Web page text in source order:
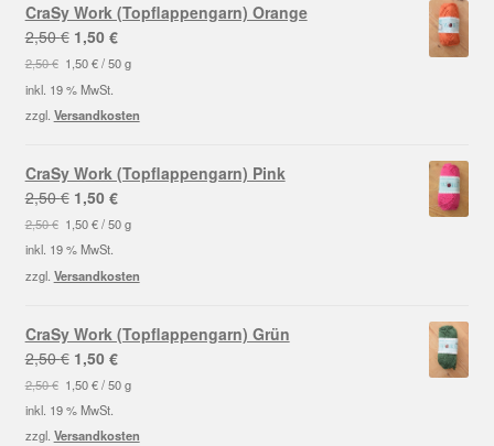
CraSy Work (Topflappengarn) Orange
2,50€ Ursprünglicher
Preis
war:
2,50 €
1,50 €Aktueller
Preis
1,50 €.
2,50€ 1,50€/50 g
inkl. 19 % MwSt.
zzgl. Versandkosten
CraSy Work (Topflappengarn) Pink
2,50€ Ursprünglicher
Preis
war:
2,50 €
1,50 €Aktueller
Preis
1,50 €.
2,50€ 1,50€/50 g
inkl. 19 % MwSt.
zzgl. Versandkosten
CraSy Work (Topflappengarn) Grün
2,50€ Ursprünglicher
Preis
war:
2,50 €
1,50 €Aktueller
Preis
1,50 €.
2,50€ 1,50€/50 g
inkl. 19 % MwSt.
zzgl. Versandkosten